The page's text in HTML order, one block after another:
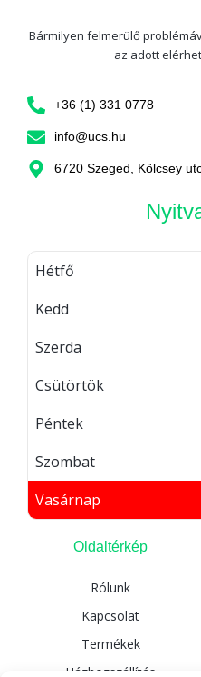
Bármilyen felmerülő
az adott
+36 (1) 331 0778
info@ucs.hu
6720 Szeged, Kölcsey
Hétfő
Kedd
Szerda
Csütörtök
Péntek
Szombat
Vasárnap
Oldaltérkép
Rólunk
Kapcsolat
Termékek
Házhozszállítás